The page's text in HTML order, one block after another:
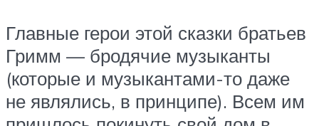
Главные герои этой сказки братьев
Гримм — бродячие музыканты
(которые и музыкантами-то даже
не являлись, в принципе). Всем им